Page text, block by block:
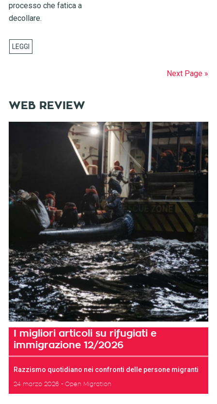
processo che fatica a
decollare.
Next Page »
WEB REVIEW
I migliori articoli su rifugiati e
immigrazione 12/2026
Razzismo quotidiano nei confronti delle persone migranti
24 marzo 2026 Open Migration